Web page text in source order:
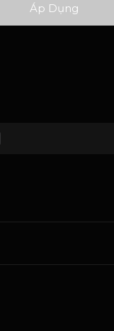
Áp Dụng